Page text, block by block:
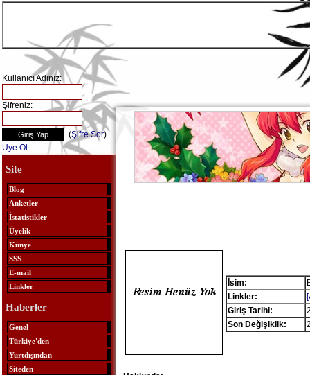
Kullanıcı Adınız:
Şifreniz:
(Şifre Sor)
Üye Ol
Site
Blog
Anketler
İstatistikler
Üyelik
Künye
SSS
E-mail
Linkler
Haberler
Genel
Türkiye'den
Yurtdışından
Siteden
İsim:
Linkler:
Giriş Tarihi:
Son Değişiklik: